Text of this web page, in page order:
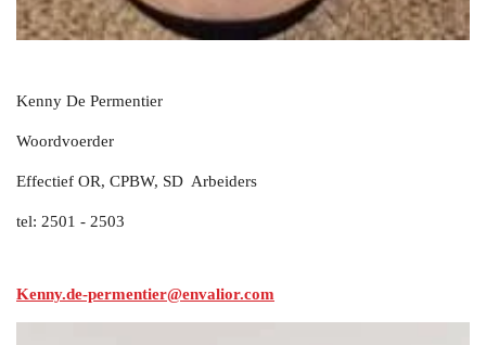
Kenny De Permentier
Woordvoerder
Effectief OR, CPBW, SD Arbeiders
tel: 2501 - 2503
Kenny.de-permentier@envalior.com